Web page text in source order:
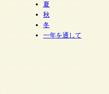
夏
秋
冬
一年を通して